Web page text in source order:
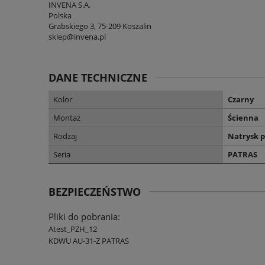
INVENA S.A.
Polska
Grabskiego 3, 75-209 Koszalin
sklep@invena.pl
DANE TECHNICZNE
Kolor
Czarny
Montaż
Ścienna
Rodzaj
Natrysk
Seria
PATRAS
BEZPIECZEŃSTWO
Pliki do pobrania:
Atest_PZH_12
KDWU AU-31-Z PATRAS